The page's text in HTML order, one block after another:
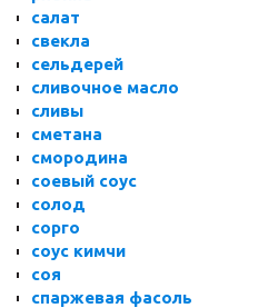
салат
свекла
сельдерей
сливочное масло
сливы
сметана
смородина
соевый соус
солод
сорго
соус кимчи
соя
спаржевая фасоль